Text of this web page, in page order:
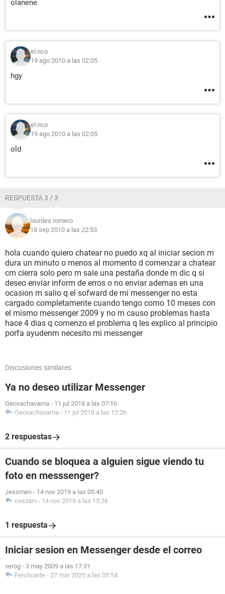
olanene
el.rico
19 ago 2010 a las 02:05
hgy
el.rico
19 ago 2010 a las 02:05
old
RESPUESTA 3 / 3
lourdes romero
18 sep 2010 a las 22:53
hola cuando quiero chatear no puedo xq al iniciar secion m
dura un minuto o menos al momento d comenzar a chatear
cm cierra solo pero m sale una pestaña donde m dic q si
deseo enviar inform de erros o no enviar ademas en una
ocasion m salio q el sofward de mi messenger no esta
cargado completamente cuando tengo como 10 meses con
el mismo messenger 2009 y no m causo problemas hasta
hace 4 dias q comenzo el problema q les explico al principio
porfa ayudenm necesito mi messenger
Discusiones similares
Ya no deseo utilizar Messenger
Geovachavarria - 11 jul 2018 a las 07:16
Geovachavarria - 11 jul 2018 a las 12:26
2 respuestas
Cuando se bloquea a alguien sigue viendo tu
foto en messsenger?
Jessmen - 14 nov 2019 a las 05:40
ceszarv - 14 nov 2019 a las 15:26
1 respuesta
Iniciar sesion en Messenger desde el correo
verog - 3 may 2009 a las 17:31
Ferchoarte - 27 mar 2020 a las 00:54